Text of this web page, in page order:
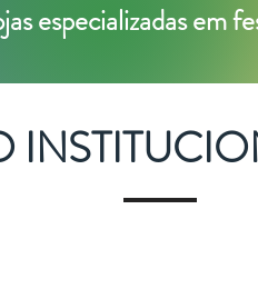
especializadas em